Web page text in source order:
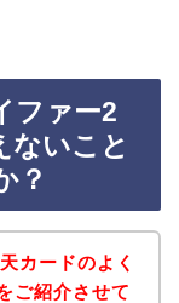
ファー2
ないこと
？
カードのよく
ご紹介させて